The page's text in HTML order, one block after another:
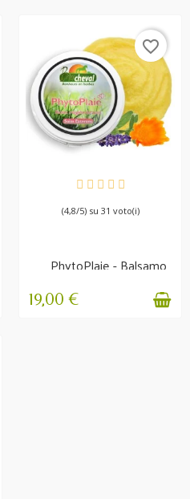
DISPONIBILE
favorite_border
(4,8/5) su 31 voto(i)
PhytoPlaie - Balsamo
rigenerante
19,00 €